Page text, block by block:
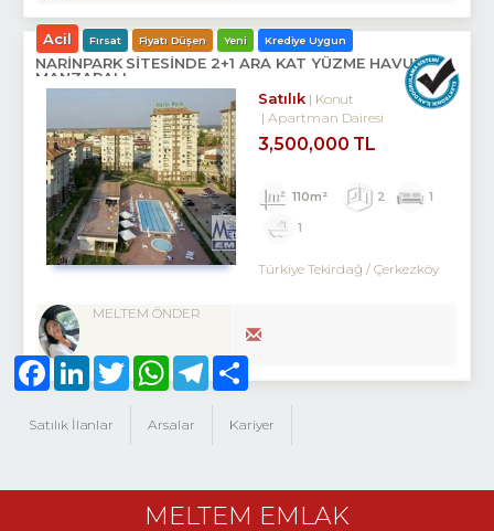
Acil Fırsat Fiyatı Düşen Yeni Krediye Uygun
NARİNPARK SİTESİNDE 2+1 ARA KAT YÜZME HAVUZ
MANZARALI
Satılık
Konut
Apartman Dairesi
3,500,000 TL
110m² 2
1
1
Türkiye Tekirdağ / Çerkezköy
MELTEM ÖNDER
Satılık İlanlar Arsalar Kariyer
FacebookLinkedInTwitter WhatsAppTelegram
MELTEM EMLAK